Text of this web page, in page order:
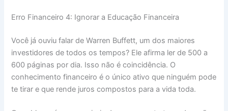
Erro Financeiro 4: Ignorar a Educação Financeira
Você já ouviu falar de Warren Buffett, um dos maiores
investidores de todos os tempos? Ele afirma ler de 500 a
600 páginas por dia. Isso não é coincidência. O
conhecimento financeiro é o único ativo que ninguém pode
te tirar e que rende juros compostos para a vida toda.